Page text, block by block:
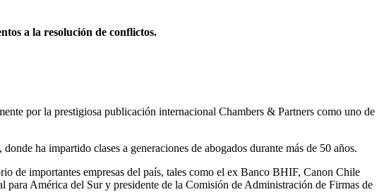
a la resolución de conflictos.
por la prestigiosa publicación internacional Chambers & Partners como uno de
ha impartido clases a generaciones de abogados durante más de 50 años.
de importantes empresas del país, tales como el ex Banco BHIF, Canon Chile
América del Sur y presidente de la Comisión de Administración de Firmas de